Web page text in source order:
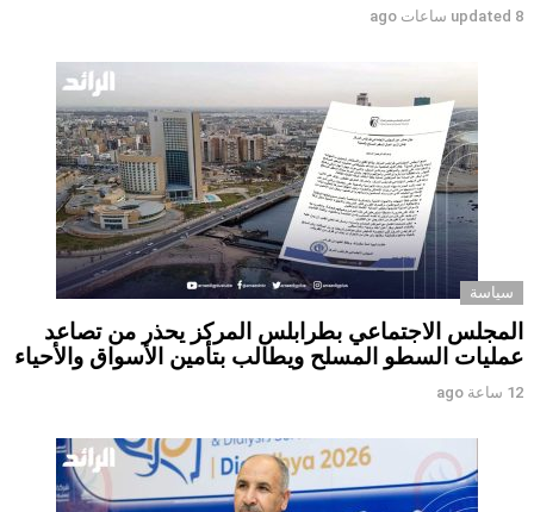
updated 8 ساعات ago
سياسة
المجلس الاجتماعي بطرابلس المركز يحذر من تصاعد
عمليات السطو المسلح ويطالب بتأمين الأسواق والأحياء
12 ساعة ago